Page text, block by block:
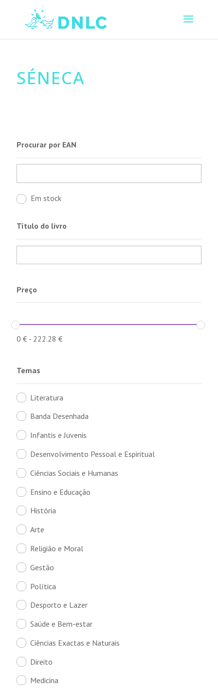
SÉNECA
Procurar por EAN
Em stock
Título do livro
Preço
0 €- 222.28 €
Temas
Literatura
Banda Desenhada
Infantis e Juvenis
Desenvolvimento Pessoal e Espiritual
Ciências Sociais e Humanas
Ensino e Educação
História
Arte
Religião e Moral
Gestão
Política
Desporto e Lazer
Saúde e Bem-estar
Ciências Exactas e Naturais
Direito
Medicina